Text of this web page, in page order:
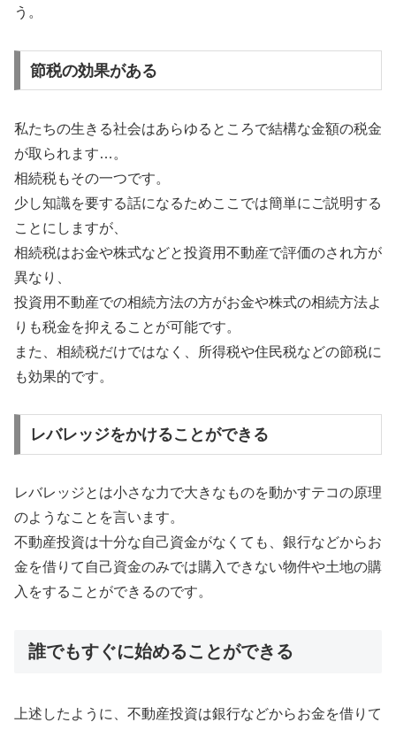
う。
節税の効果がある
私たちの生きる社会はあらゆるところで結構な金額の税金
が取られます…。
相続税もその一つです。
少し知識を要する話になるためここでは簡単にご説明する
ことにしますが、
相続税はお金や株式などと投資用不動産で評価のされ方が
異なり、
投資用不動産での相続方法の方がお金や株式の相続方法よ
りも税金を抑えることが可能です。
また、相続税だけではなく、所得税や住民税などの節税に
も効果的です。
レバレッジをかけることができる
レバレッジとは小さな力で大きなものを動かすテコの原理
のようなことを言います。
不動産投資は十分な自己資金がなくても、銀行などからお
金を借りて自己資金のみでは購入できない物件や土地の購
入をすることができるのです。
誰でもすぐに始めることができる
上述したように、不動産投資は銀行などからお金を借りて